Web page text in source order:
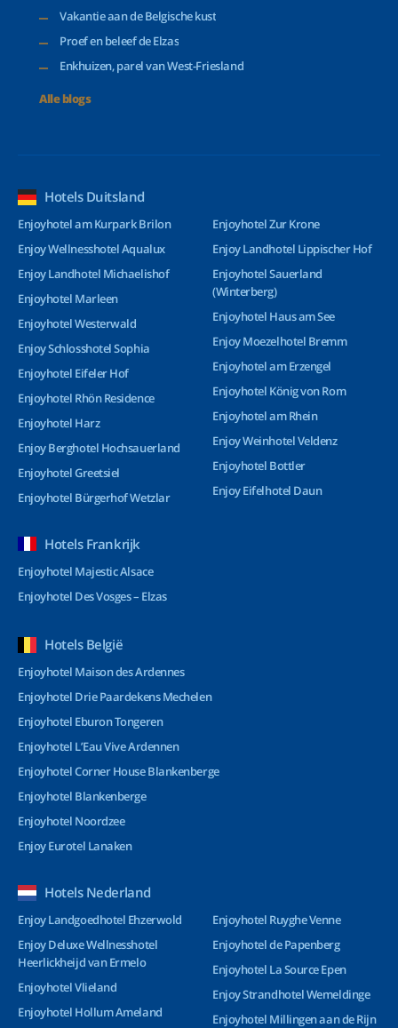
Vakantie aan de Belgische kust
Proef en beleef de Elzas
Enkhuizen, parel van West-Friesland
Alle blogs
Hotels Duitsland
Enjoyhotel am Kurpark Brilon
Enjoy Wellnesshotel Aqualux
Enjoy Landhotel Michaelishof
Enjoyhotel Marleen
Enjoyhotel Westerwald
Enjoy Schlosshotel Sophia
Enjoyhotel Eifeler Hof
Enjoyhotel Rhön Residence
Enjoyhotel Harz
Enjoy Berghotel Hochsauerland
Enjoyhotel Greetsiel
Enjoyhotel Bürgerhof Wetzlar
Enjoyhotel Zur Krone
Enjoy Landhotel Lippischer Hof
Enjoyhotel Sauerland
(Winterberg)
Enjoyhotel Haus am See
Enjoy Moezelhotel Bremm
Enjoyhotel am Erzengel
Enjoyhotel König von Rom
Enjoyhotel am Rhein
Enjoy Weinhotel Veldenz
Enjoyhotel Bottler
Enjoy Eifelhotel Daun
Hotels Frankrijk
Enjoyhotel Majestic Alsace
Enjoyhotel Des Vosges – Elzas
Hotels België
Enjoyhotel Maison des Ardennes
Enjoyhotel Drie Paardekens Mechelen
Enjoyhotel Eburon Tongeren
Enjoyhotel L’Eau Vive Ardennen
Enjoyhotel Corner House Blankenberge
Enjoyhotel Blankenberge
Enjoyhotel Noordzee
Enjoy Eurotel Lanaken
Hotels Nederland
Enjoy Landgoedhotel Ehzerwold
Enjoy Deluxe Wellnesshotel
Heerlickheijd van Ermelo
Enjoyhotel Vlieland
Enjoyhotel Hollum Ameland
Enjoyhotel Ruyghe Venne
Enjoyhotel de Papenberg
Enjoyhotel La Source Epen
Enjoy Strandhotel Wemeldinge
Enjoyhotel Millingen aan de Rijn